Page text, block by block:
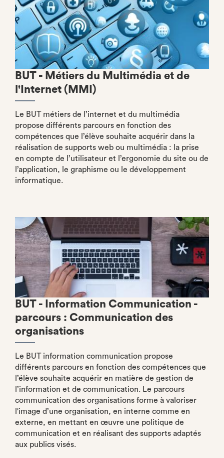
BUT - Métiers du Multimédia et de
l'Internet (MMI)
Le BUT métiers de l’internet et du multimédia
propose différents parcours en fonction des
compétences que l’élève souhaite acquérir dans la
réalisation de supports web ou multimédia : la prise
en compte de l’utilisateur et l’ergonomie du site ou de
l’application, le graphisme ou le développement
informatique.
BUT - Information Communication -
parcours : Communication des
organisations
Le BUT information communication propose
différents parcours en fonction des compétences que
l’élève souhaite acquérir en matière de gestion de
l’information et de communication. Le parcours
communication des organisations forme à valoriser
l'image d’une organisation, en interne comme en
externe, en mettant en œuvre une politique de
communication et en réalisant des supports adaptés
aux publics visés.